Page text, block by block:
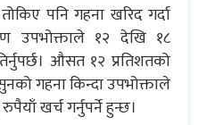
पनि गहना खरिद गर्दा
उपभोक्ताले १२ देखि १८
औसत १२ प्रतिशतको
गहना किन्दा उपभोक्ताले
खर्च गर्नुपर्ने हुन्छ।